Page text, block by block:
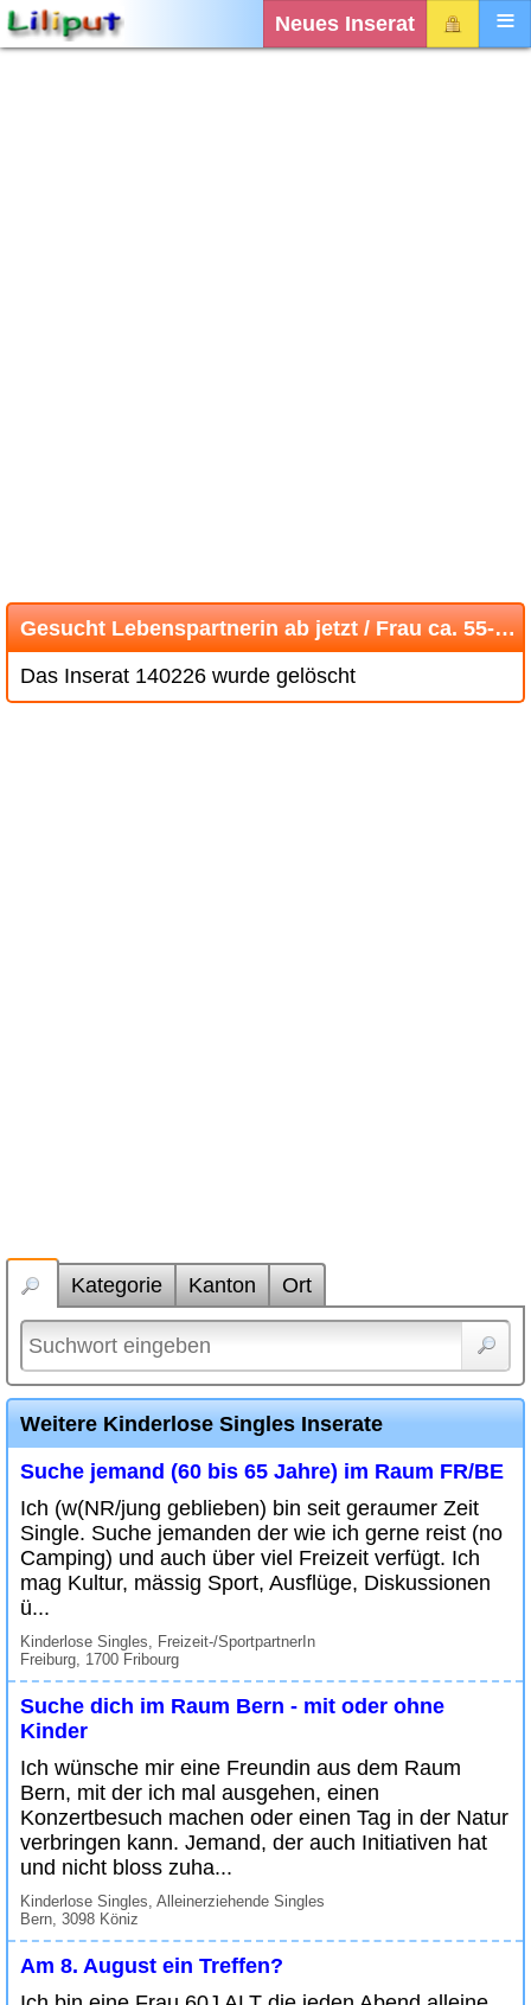
Neues Inserat
Gesucht Lebenspartnerin ab jetzt / Frau ca. 55-63 Jahre
Das Inserat 140226 wurde gelöscht
Kategorie Kanton Ort
Weitere Kinderlose Singles Inserate
Suche jemand (60 bis 65 Jahre) im Raum FR/BE
Ich (w(NR/jung geblieben) bin seit geraumer Zeit
Single. Suche jemanden der wie ich gerne reist (no
Camping) und auch über viel Freizeit verfügt. Ich
mag Kultur, mässig Sport, Ausflüge, Diskussionen
ü...
Kinderlose Singles, Freizeit-/SportpartnerIn
Freiburg, 1700 Fribourg
Suche dich im Raum Bern - mit oder ohne
Kinder
Ich wünsche mir eine Freundin aus dem Raum
Bern, mit der ich mal ausgehen, einen
Konzertbesuch machen oder einen Tag in der Natur
verbringen kann. Jemand, der auch Initiativen hat
und nicht bloss zuha...
Kinderlose Singles, Alleinerziehende Singles
Bern, 3098 Köniz
Am 8. August ein Treffen?